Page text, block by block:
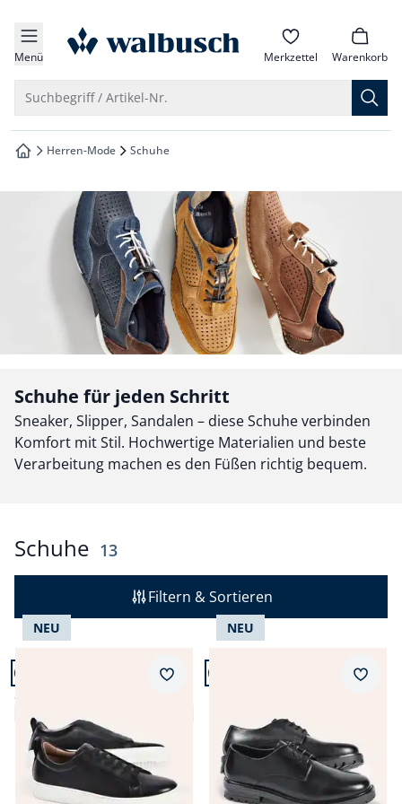
springen
springen
springen
springen
Menü zur Startseite Merkzettel Warenkorb
Suchbegriff / Artikel-Nr.
zur Startseite
Herren-Mode Schuhe
Schuhe für jeden Schritt
Sneaker, Slipper, Sandalen – diese Schuhe verbinden
Komfort mit Stil. Hochwertige Materialien und beste
Verarbeitung machen es den Füßen richtig bequem.
Schuhe Ergebnisse
13
Filtern & Sortieren
Artikel 1 von 13.
NEU
Smart Casual Sneaker
Fr. 199,99
Merkzettel
Artikel 2 von 13.
NEU
Fr. 239,99